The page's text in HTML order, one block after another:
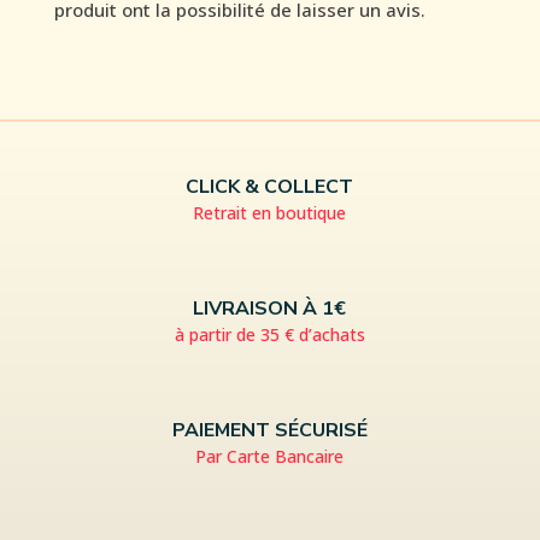
produit ont la possibilité de laisser un avis.
CLICK & COLLECT
Retrait en boutique
LIVRAISON À 1€
à partir de 35 € d’achats
PAIEMENT SÉCURISÉ
Par Carte Bancaire